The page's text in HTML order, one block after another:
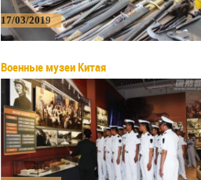
17/03/2019
Военные музеи Китая